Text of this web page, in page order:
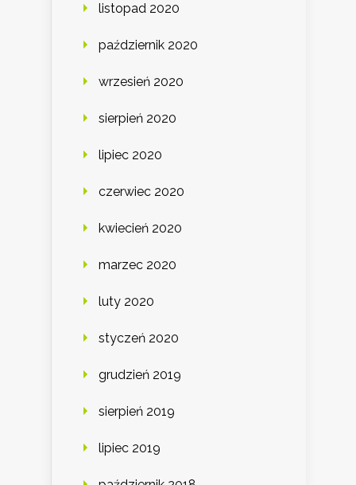
listopad 2020
październik 2020
wrzesień 2020
sierpień 2020
lipiec 2020
czerwiec 2020
kwiecień 2020
marzec 2020
luty 2020
styczeń 2020
grudzień 2019
sierpień 2019
lipiec 2019